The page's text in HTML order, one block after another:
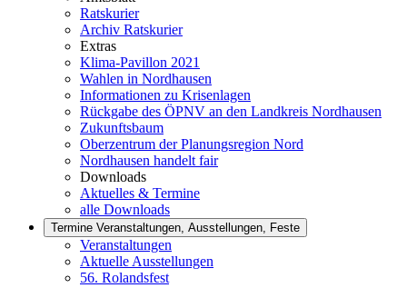
Ratskurier
Archiv Ratskurier
Extras
Klima-Pavillon 2021
Wahlen in Nordhausen
Informationen zu Krisenlagen
Rückgabe des ÖPNV an den Landkreis Nordhausen
Zukunftsbaum
Oberzentrum der Planungsregion Nord
Nordhausen handelt fair
Downloads
Aktuelles & Termine
alle Downloads
Termine Veranstaltungen, Ausstellungen, Feste
Veranstaltungen
Aktuelle Ausstellungen
56. Rolandsfest